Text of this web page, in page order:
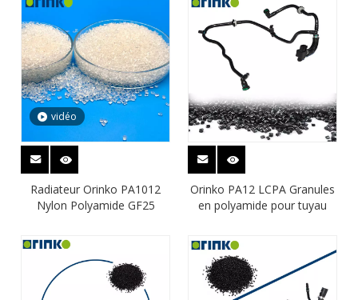
connecteur
vidéo
Radiateur Orinko PA1012
Nylon Polyamide GF25
Orinko PA12 LCPA Granules
en polyamide pour tuyau